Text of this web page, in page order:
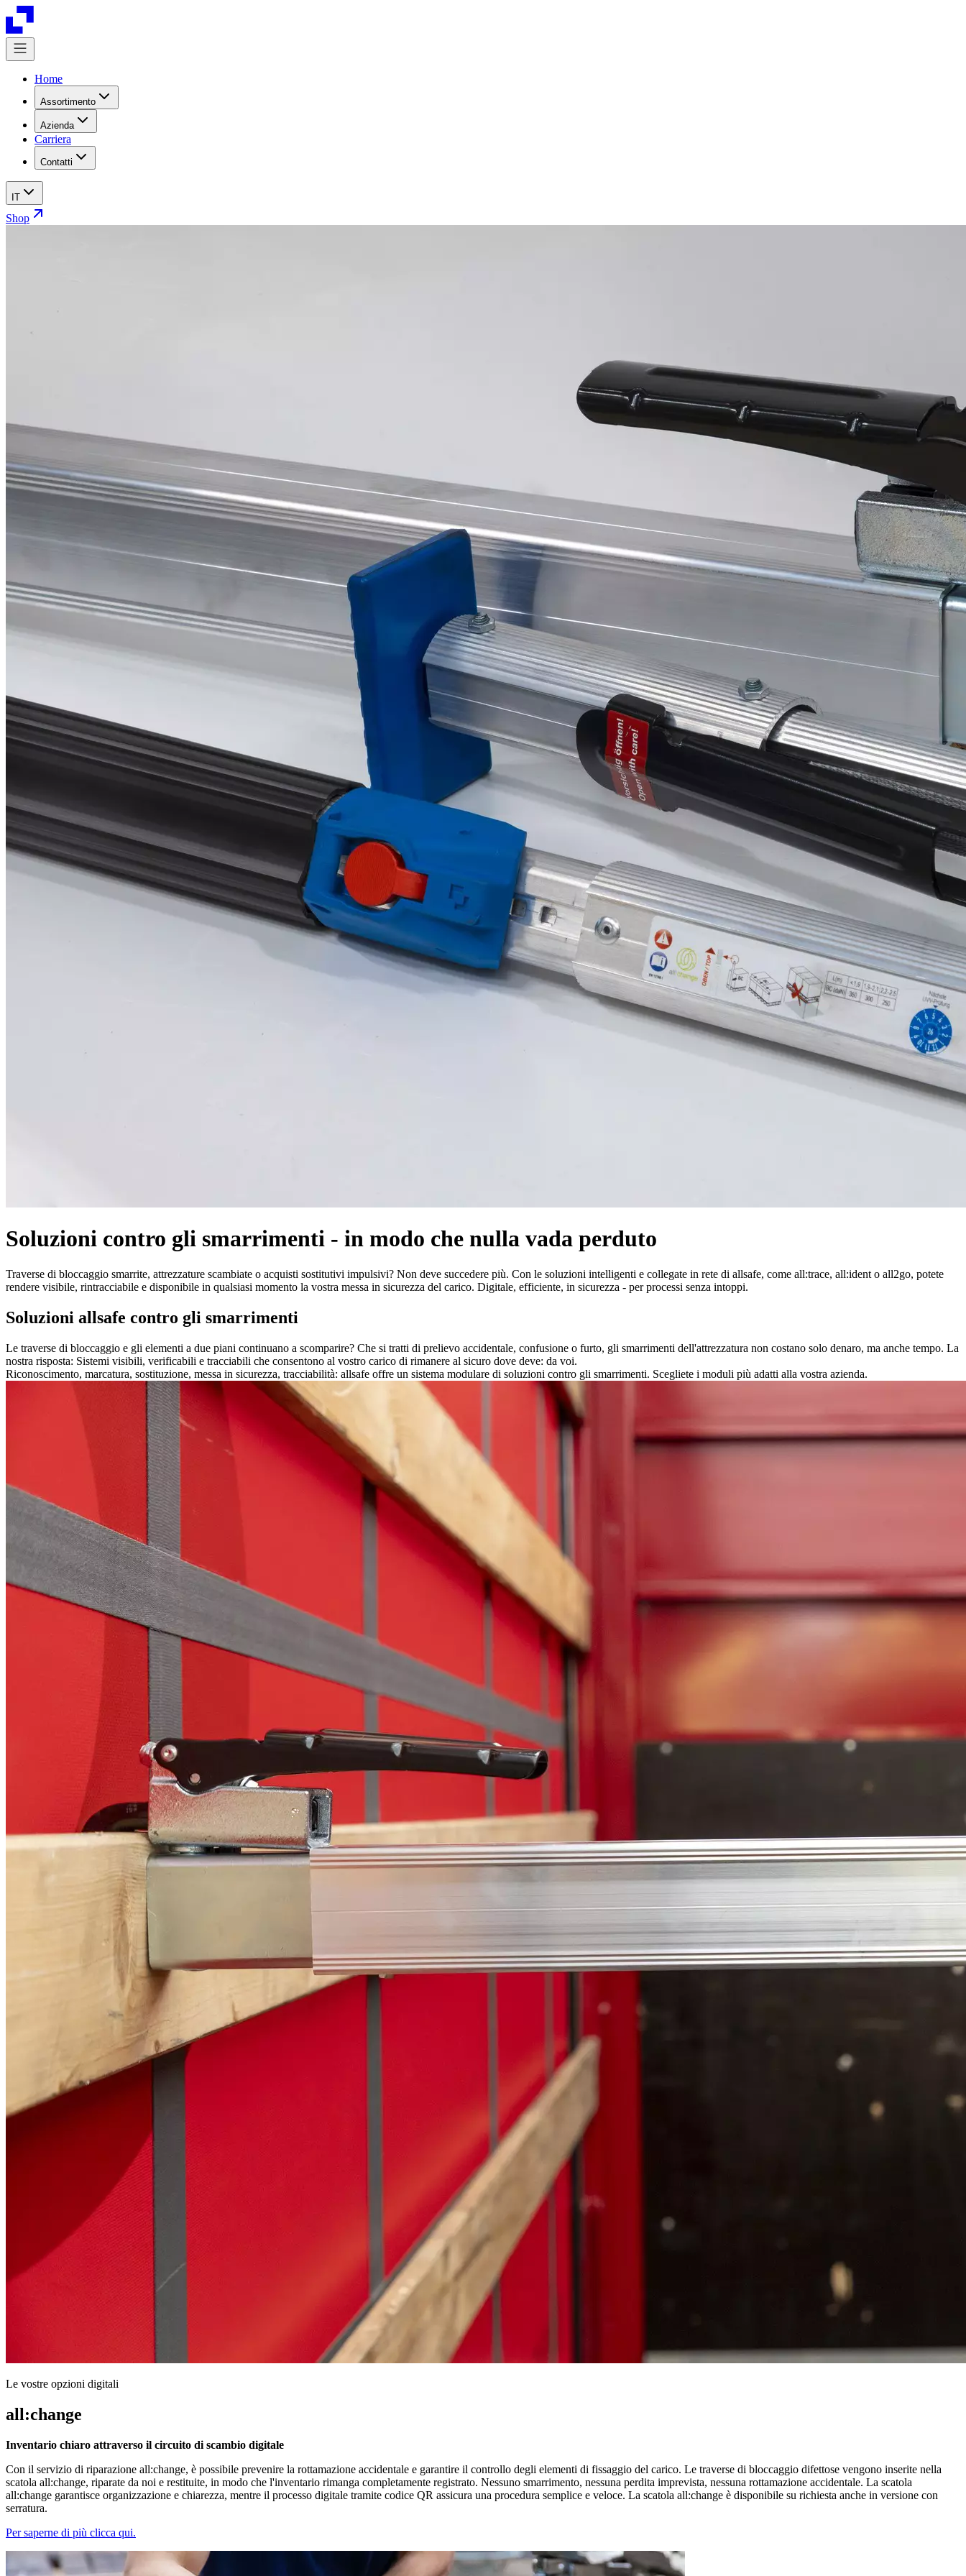
Home
Assortimento
Azienda
Carriera
Contatti
IT
Shop
Soluzioni contro gli smarrimenti - in modo che nulla vada perduto
Traverse di bloccaggio smarrite, attrezzature scambiate o acquisti sostitutivi impulsivi? Non deve succedere più. Con le soluzioni intelligenti e collegate in rete di allsafe, come all:trace, all:ident o all2go, potete
rendere visibile, rintracciabile e disponibile in qualsiasi momento la vostra messa in sicurezza del carico. Digitale, efficiente, in sicurezza - per processi senza intoppi.
Soluzioni allsafe contro gli smarrimenti
Le traverse di bloccaggio e gli elementi a due piani continuano a scomparire? Che si tratti di prelievo accidentale, confusione o furto, gli smarrimenti dell'attrezzatura non costano solo denaro, ma anche tempo. La
nostra risposta: Sistemi visibili, verificabili e tracciabili che consentono al vostro carico di rimanere al sicuro dove deve: da voi.
Riconoscimento, marcatura, sostituzione, messa in sicurezza, tracciabilità: allsafe offre un sistema modulare di soluzioni contro gli smarrimenti. Scegliete i moduli più adatti alla vostra azienda.
Le vostre opzioni digitali
all:change
Inventario chiaro attraverso il circuito di scambio digitale
Con il servizio di riparazione all:change, è possibile prevenire la rottamazione accidentale e garantire il controllo degli elementi di fissaggio del carico. Le traverse di bloccaggio difettose vengono inserite nella
scatola all:change, riparate da noi e restituite, in modo che l'inventario rimanga completamente registrato. Nessuno smarrimento, nessuna perdita imprevista, nessuna rottamazione accidentale. La scatola
all:change garantisce organizzazione e chiarezza, mentre il processo digitale tramite codice QR assicura una procedura semplice e veloce. La scatola all:change è disponibile su richiesta anche in versione con
serratura.
Per saperne di più clicca qui.